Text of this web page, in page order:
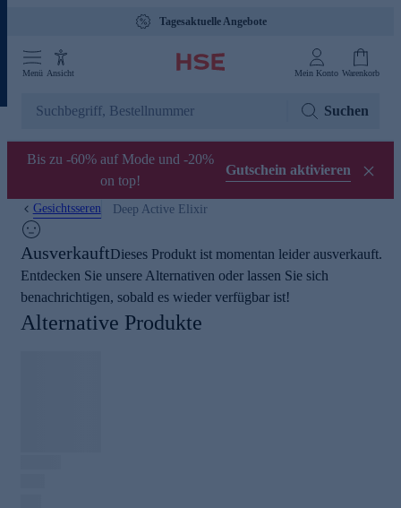
Tagesaktuelle Angebote
Menü Ansicht Mein Konto Warenkorb
Suchen
Bis zu -60% auf Mode und -20%
on top!
Gutschein aktivieren
Gesichtsseren Deep Active Elixir
AusverkauftDieses Produkt ist momentan leider ausverkauft.
Entdecken Sie unsere Alternativen oder lassen Sie sich
benachrichtigen, sobald es wieder verfügbar ist!
Alternative Produkte